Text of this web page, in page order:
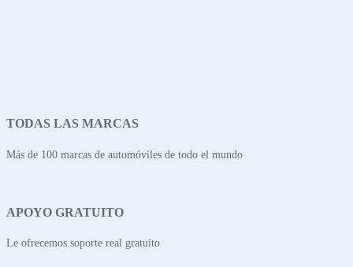
TODAS LAS MARCAS
Más de 100 marcas de automóviles de todo el mundo
APOYO GRATUITO
Le ofrecemos soporte real gratuito